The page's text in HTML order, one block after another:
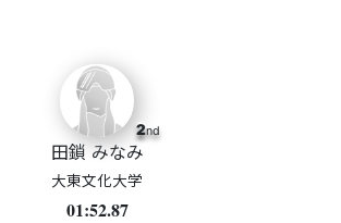
2nd
田鎖 みなみ
大東文化大学
01:52.87